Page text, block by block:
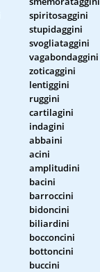
spiritosaggini
stupidaggini
svogliataggini
vagabondaggini
zoticaggini
lentiggini
ruggini
cartilagini
indagini
abbaini
acini
amplitudini
bacini
barroccini
bidoncini
biliardini
bocconcini
bottoncini
buccini